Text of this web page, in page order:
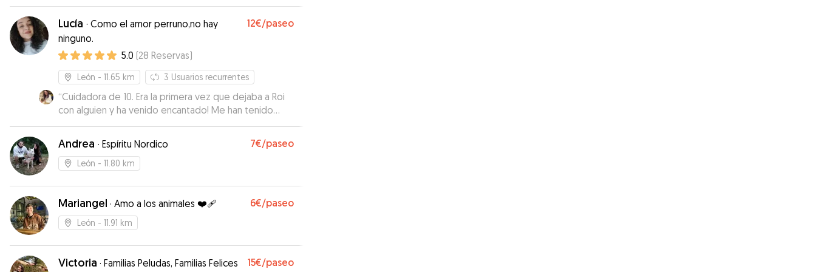
Lucía · Como el amor perruno,no hay
ninguno.
12€/paseo
5.0 (28 Reservas)
León - 11.65 km 3 Usuarios recurrentes
“Cuidadora de 10. Era la primera vez que dejaba a Roi
con alguien y ha venido encantado! Me han tenido
informada en todo momento y lo han cuidado
fenomenal, lo recomiendo 100% muchísimas gracias!!
😊 ”
Andrea · Espíritu Nordico 7€/paseo
León - 11.80 km
Mariangel · Amo a los animales ❤️‍🩹 6€/paseo
León - 11.91 km
Victoria · Familias Peludas, Familias Felices 15€/paseo